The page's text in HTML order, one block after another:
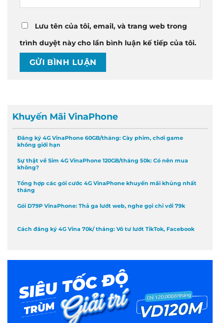
Lưu tên của tôi, email, và trang web trong
trình duyệt này cho lần bình luận kế tiếp của tôi.
Khuyến Mãi VinaPhone
Đăng ký 4G VinaPhone 60GB/tháng: Cày phim, chơi game
không giới hạn
Sự thật về Sim 4G VinaPhone 120GB/tháng 50k: Có nên mua
không?
Tổng hợp các gói cước 4G VinaPhone khuyến mãi khủng nhất
tháng
Gói D79P VinaPhone: Thả ga lướt web, nghe gọi chỉ với 79k
Cách đăng ký 4G Vina 70k/ tháng: Vô tư lướt TikTok, Facebook